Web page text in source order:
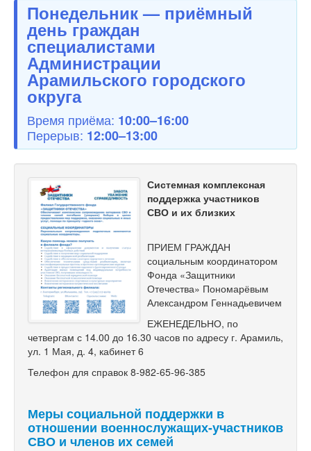
Понедельник — приёмный
день граждан
специалистами
Администрации
Арамильского городского
округа
Время приёма: 10:00–16:00
Перерыв: 12:00–13:00
Системная комплексная
поддержка участников
СВО и их близких
ПРИЕМ ГРАЖДАН
социальным координатором
Фонда «Защитники
Отечества» Пономарёвым
Александром Геннадьевичем
ЕЖЕНЕДЕЛЬНО, по
четвергам с 14.00 до 16.30 часов по адресу г. Арамиль,
ул. 1 Мая, д. 4, кабинет 6
Телефон для справок 8-982-65-96-385
Меры социальной поддержки в
отношении военнослужащих-участников
СВО и членов их семей